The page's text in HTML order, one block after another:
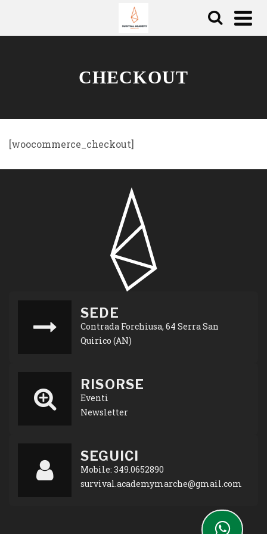
CHECKOUT
[woocommerce_checkout]
SEDE
Contrada Forchiusa, 64 Serra San
Quirico (AN)
RISORSE
Eventi
Newsletter
SEGUICI
Mobile: 349.0652890
survival.academymarche@gmail.com